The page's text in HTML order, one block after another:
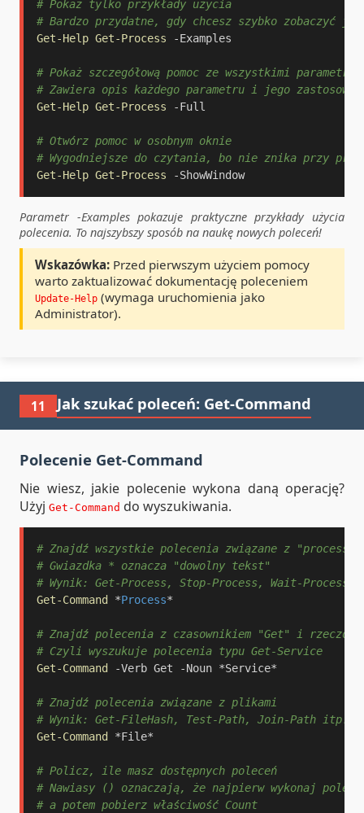
# Pokaż tylko przykłady użycia
# Bardzo przydatne, gdy chcesz szybko zobaczyć
Get-Help Get-Process -Examples
# Pokaż szczegółową pomoc ze wszystkimi
# Zawiera opis każdego parametru i jego
Get-Help Get-Process -Full
# Otwórz pomoc w osobnym oknie
# Wygodniejsze do czytania, bo nie znika przy
Get-Help Get-Process -ShowWindow
Parametr -Examples pokazuje praktyczne przykłady użycia
polecenia. To najszybszy sposób na naukę nowych poleceń!
Wskazówka: Przed pierwszym użyciem pomocy
warto zaktualizować dokumentację poleceniem
Update-Help (wymaga uruchomienia jako
Administrator).
11 Jak szukać poleceń: Get-Command
Polecenie Get-Command
Nie wiesz, jakie polecenie wykona daną operację?
Użyj Get-Command do wyszukiwania.
# Znajdź wszystkie polecenia związane z "process"
# Gwiazdka * oznacza "dowolny tekst"
# Wynik: Get-Process, Stop-Process, Wait-Process
Get-Command
*Process*
# Znajdź polecenia z czasownikiem "Get" i
# Czyli wyszukuje polecenia typu Get-Service
Get-Command
-Verb Get -Noun *Service*
# Znajdź polecenia związane z plikami
# Wynik: Get-FileHash, Test-Path, Join-Path itp.
Get-Command
*File*
# Policz, ile masz dostępnych poleceń
# Nawiasy () oznaczają, że najpierw wykonaj
# a potem pobierz właściwość Count